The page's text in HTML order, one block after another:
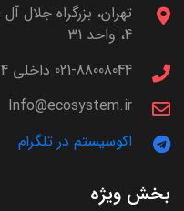
4، واحد 31
021-88008044 داخلی 4
Info@ecosystem.ir
اکوسیستم در تلگرام
بخش ویژه